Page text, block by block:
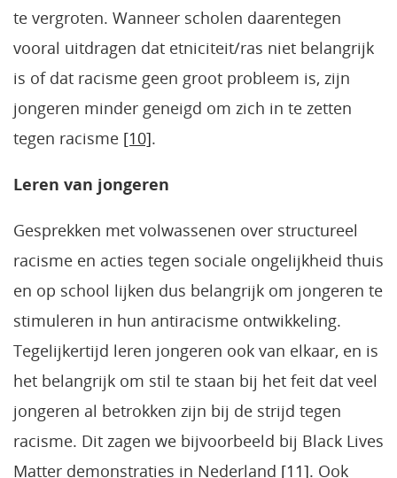
te vergroten. Wanneer scholen daarentegen
vooral uitdragen dat etniciteit/ras niet belangrijk
is of dat racisme geen groot probleem is, zijn
jongeren minder geneigd om zich in te zetten
tegen racisme [10].
Leren van jongeren
Gesprekken met volwassenen over structureel
racisme en acties tegen sociale ongelijkheid thuis
en op school lijken dus belangrijk om jongeren te
stimuleren in hun antiracisme ontwikkeling.
Tegelijkertijd leren jongeren ook van elkaar, en is
het belangrijk om stil te staan bij het feit dat veel
jongeren al betrokken zijn bij de strijd tegen
racisme. Dit zagen we bijvoorbeeld bij Black Lives
Matter demonstraties in Nederland [11]. Ook